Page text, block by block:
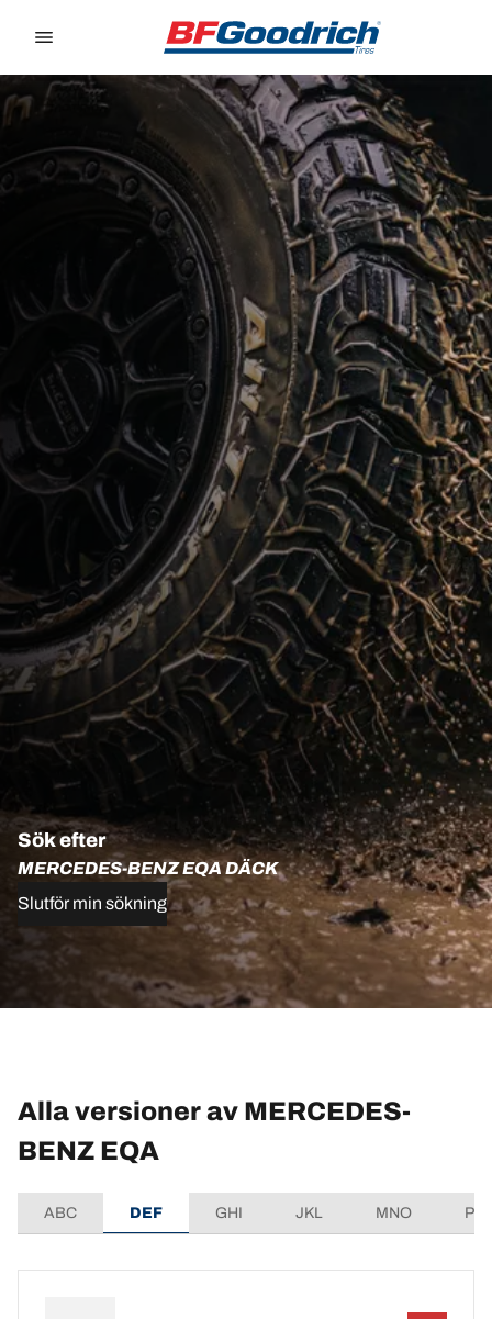
Sök efter
MERCEDES-BENZ EQA DÄCK
Slutför min sökning
Alla versioner av MERCEDES-
BENZ EQA
ABC DEF GHI JKL MNO